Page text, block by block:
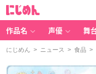
作品名 声優 舞
にじめん > ニュース > 食品 >